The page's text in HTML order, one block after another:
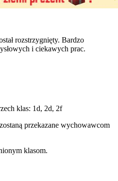
rozstrzygnięty. Bardzo
i ciekawych prac.
klas: 1d, 2d, 2f
przekazane wychowawcom
klasom.